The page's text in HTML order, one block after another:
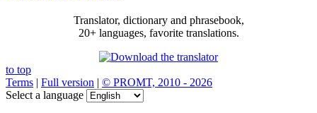
Translator, dictionary and phrasebook,
20+ languages, favorite translations.
to top
Terms | Full version | © PROMT, 2010 - 2026
Select a language